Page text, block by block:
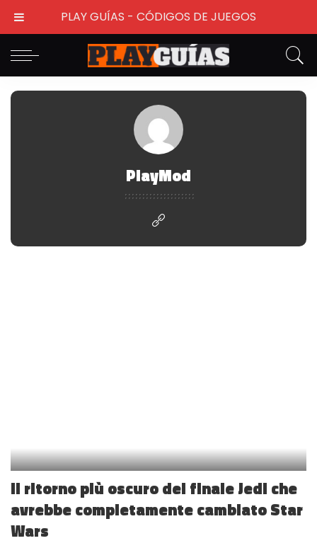
PlayMod
Il ritorno più oscuro del finale Jedi che
avrebbe completamente cambiato Star
Wars
PLAY GUÍAS - CÓDIGOS DE JUEGOS